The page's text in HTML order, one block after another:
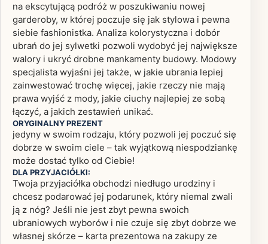
na ekscytującą podróż w poszukiwaniu nowej
garderoby, w której poczuje się jak stylowa i pewna
siebie fashionistka. Analiza kolorystyczna i dobór
ubrań do jej sylwetki pozwoli wydobyć jej największe
walory i ukryć drobne mankamenty budowy. Modowy
specjalista wyjaśni jej także, w jakie ubrania lepiej
zainwestować trochę więcej, jakie rzeczy nie mają
prawa wyjść z mody, jakie ciuchy najlepiej ze sobą
łączyć, a jakich zestawień unikać.
ORYGINALNY PREZENT
jedyny w swoim rodzaju, który pozwoli jej poczuć się
dobrze w swoim ciele – tak wyjątkową niespodziankę
może dostać tylko od Ciebie!
DLA PRZYJACIÓŁKI:
Twoja przyjaciółka obchodzi niedługo urodziny i
chcesz podarować jej podarunek, który niemal zwali
ją z nóg? Jeśli nie jest zbyt pewna swoich
ubraniowych wyborów i nie czuje się zbyt dobrze we
własnej skórze – karta prezentowa na zakupy ze